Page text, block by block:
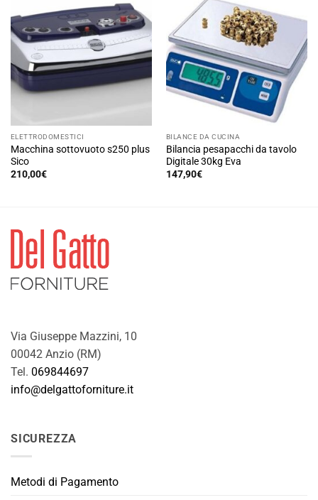
ELETTRODOMESTICI
Macchina sottovuoto s250 plus
Sico
210,00€
BILANCE DA CUCINA
Bilancia pesapacchi da tavolo
Digitale 30kg Eva
147,90€
Via Giuseppe Mazzini, 10
00042 Anzio (RM)
Tel. 069844697
info@delgattoforniture.it
SICUREZZA
Metodi di Pagamento